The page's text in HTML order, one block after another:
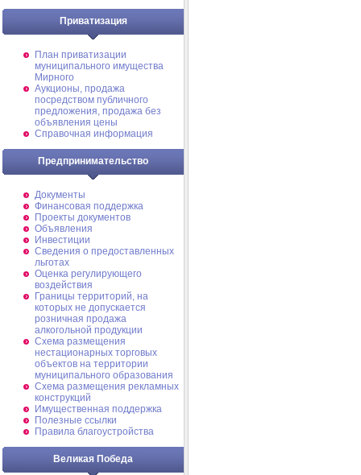
Приватизация
План приватизации
муниципального имущества
Мирного
Аукционы, продажа
посредством публичного
предложения, продажа без
объявления цены
Справочная информация
Предпринимательство
Документы
Финансовая поддержка
Проекты документов
Объявления
Инвестиции
Сведения о предоставленных
льготах
Оценка регулирующего
воздействия
Границы территорий, на
которых не допускается
розничная продажа
алкогольной продукции
Схема размещения
нестационарных торговых
объектов на территории
муниципального образования
Схема размещения рекламных
конструкций
Имущественная поддержка
Полезные ссылки
Правила благоустройства
Великая Победа